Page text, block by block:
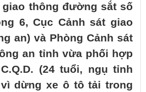
thông đường sắt số
6, Cục Cảnh sát giao
an) và Phòng Cảnh sát
an tỉnh vừa phối hợp
(24 tuổi, ngụ tỉnh
vì dừng xe ô tô tải trong